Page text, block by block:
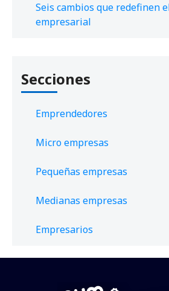
Seis cambios que redefinen
empresarial
Secciones
Emprendedores
Micro empresas
Pequeñas empresas
Medianas empresas
Empresarios